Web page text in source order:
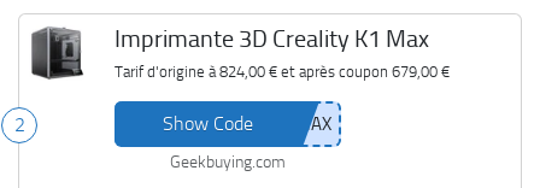
2
Imprimante 3D Creality K1 Max
Tarif d'origine à824,00 €et après coupon 679,00 €
Show Code
Geekbuying.com